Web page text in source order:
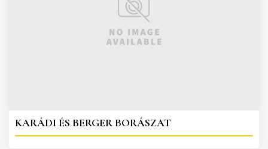
KARÁDI ÉS BERGER BORÁSZAT